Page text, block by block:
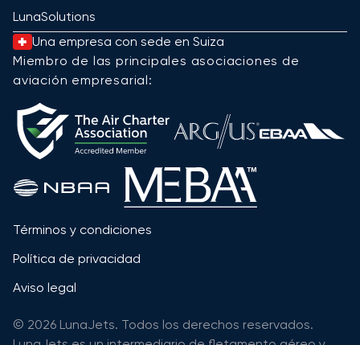
LunaSolutions
Una empresa con sede en Suiza
Miembro de las principales asociaciones de
aviación empresarial:
Términos y condiciones
Política de privacidad
Aviso legal
© 2026 LunaJets. Todos los derechos reservados.